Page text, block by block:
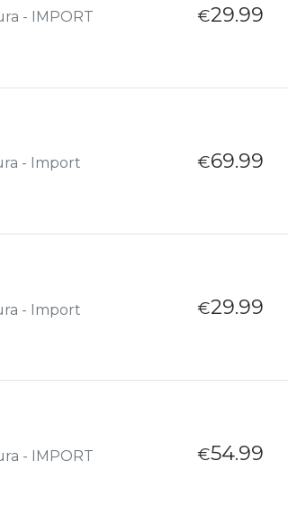
- IMPORT
€29.99
- Import
€69.99
- Import
€29.99
- IMPORT
€54.99